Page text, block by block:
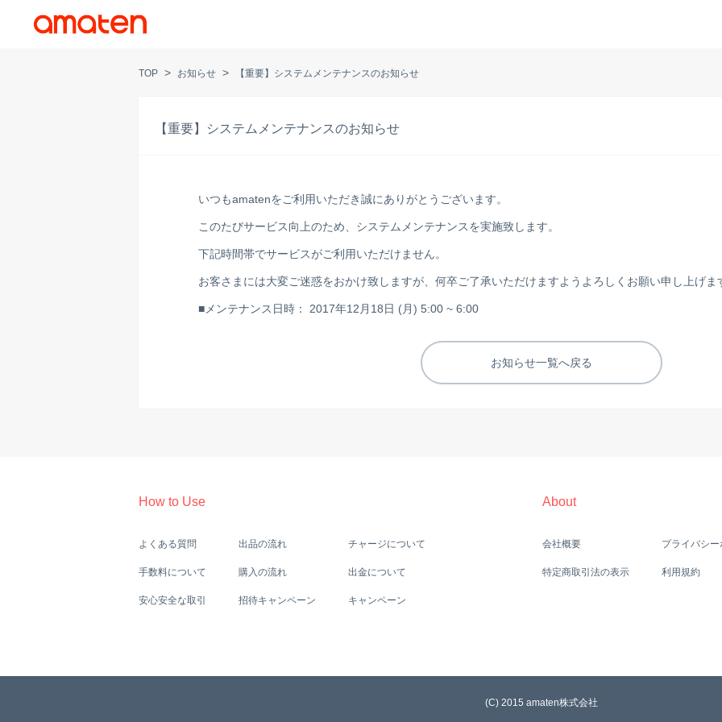
TOP > お知らせ > 【重要】システムメンテナンスのお知らせ
【重要】システムメンテナンスのお知らせ
いつもamatenをご利用いただき誠にありがとうございます。
このたびサービス向上のため、システムメンテナンスを実施致します。
下記時間帯でサービスがご利用いただけません。
お客さまには大変ご迷惑をおかけ致しますが、何卒ご了承いただけますようよろしくお願い申し上げま
■メンテナンス日時： 2017年12月18日 (月) 5:00 ~ 6:00
お知らせ一覧へ戻る
How to Use
よくある質問
手数料について
安心安全な取引
出品の流れ
購入の流れ
招待キャンペーン
チャージについて
出金について
キャンペーン
About
会社概要
特定商取引法の表示
プライバシ
利用規約
(C) 2015 amaten株式会社